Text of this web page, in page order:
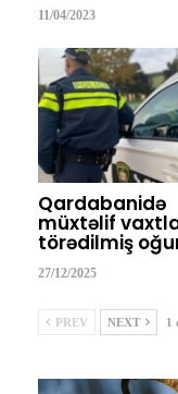
11/04/2023
Qardabanidə
müxtəlif
törədilmiş
27/12/2025
PREV NEXT 1